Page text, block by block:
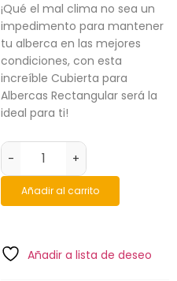
¡Qué el mal clima no sea un
impedimento para mantener
tu alberca en las mejores
condiciones, con esta
increíble Cubierta para
Albercas Rectangular será la
ideal para ti!
- +
Añadir al carrito
Añadir a lista de deseo